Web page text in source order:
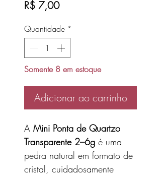
R$ 7,00Preço
Quantidade *
Somente 8 em estoque
Adicionar ao carrinho
A Mini Ponta de Quartzo
Transparente 2–6g é uma
pedra natural em formato de
cristal, cuidadosamente